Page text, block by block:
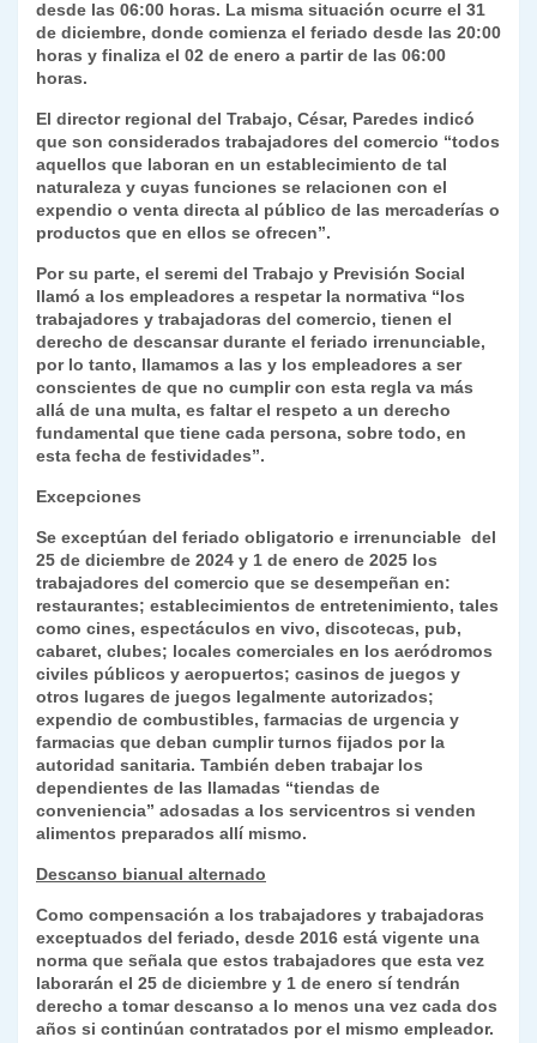
desde las 06:00 horas. La misma situación ocurre el 31
de diciembre, donde comienza el feriado desde las 20:00
horas y finaliza el 02 de enero a partir de las 06:00
horas.
El director regional del Trabajo, César, Paredes indicó
que son considerados trabajadores del comercio “todos
aquellos que laboran en un establecimiento de tal
naturaleza y cuyas funciones se relacionen con el
expendio o venta directa al público de las mercaderías o
productos que en ellos se ofrecen”.
Por su parte, el seremi del Trabajo y Previsión Social
llamó a los empleadores a respetar la normativa “los
trabajadores y trabajadoras del comercio, tienen el
derecho de descansar durante el feriado irrenunciable,
por lo tanto, llamamos a las y los empleadores a ser
conscientes de que no cumplir con esta regla va más
allá de una multa, es faltar el respeto a un derecho
fundamental que tiene cada persona, sobre todo, en
esta fecha de festividades”.
Excepciones
Se exceptúan del feriado obligatorio e irrenunciable del
25 de diciembre de 2024 y 1 de enero de 2025 los
trabajadores del comercio que se desempeñan en:
restaurantes; establecimientos de entretenimiento, tales
como cines, espectáculos en vivo, discotecas, pub,
cabaret, clubes; locales comerciales en los aeródromos
civiles públicos y aeropuertos; casinos de juegos y
otros lugares de juegos legalmente autorizados;
expendio de combustibles, farmacias de urgencia y
farmacias que deban cumplir turnos fijados por la
autoridad sanitaria. También deben trabajar los
dependientes de las llamadas “tiendas de
conveniencia” adosadas a los servicentros si venden
alimentos preparados allí mismo.
Descanso bianual alternado
Como compensación a los trabajadores y trabajadoras
exceptuados del feriado, desde 2016 está vigente una
norma que señala que estos trabajadores que esta vez
laborarán el 25 de diciembre y 1 de enero sí tendrán
derecho a tomar descanso a lo menos una vez cada dos
años si continúan contratados por el mismo empleador.